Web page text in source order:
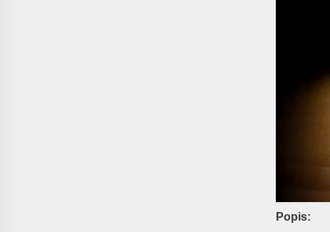
Popis: